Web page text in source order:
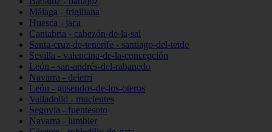
Málaga - frigiliana
Huesca - jaca
Cantabria - cabezón-de-la-sal
Santa-cruz-de-tenerife - santiago-del-teide
Sevilla - valencina-de-la-concepción
León - san-andrés-del-rabanedo
Navarra - deierri
León - gusendos-de-los-oteros
Valladolid - mucientes
Segovia - fuentesoto
Navarra - lumbier